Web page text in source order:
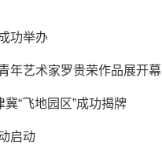
功举办
年艺术家罗贵荣作品展开幕
冀“飞地园区”成功揭牌
启动